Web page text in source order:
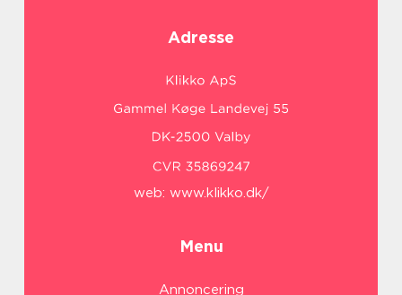
Adresse
web: www.klikko.dk/
Menu
Annoncering